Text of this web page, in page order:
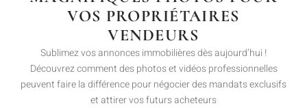
VOS PROPRIÉTAIRES
VENDEURS
Sublimez vos annonces immobilières dès aujourd’hui !
Découvrez comment des photos et vidéos professionnelles
peuvent faire la différence pour négocier des mandats exclusifs
et attirer vos futurs acheteurs